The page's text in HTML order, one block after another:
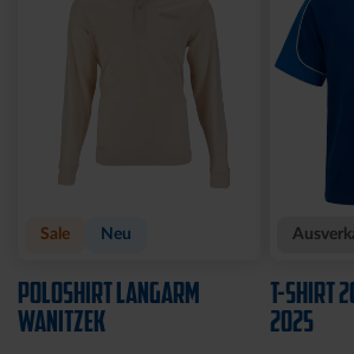
Sale Neu
POLOSHIRT LANGARM
WANITZEK
T-SHIRT
2025